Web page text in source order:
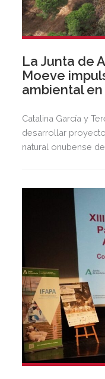
La Junta de
Moeve
ambiental
Catalina García y
desarrollar
natural onubense